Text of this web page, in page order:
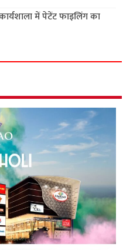
में पेटेंट फाइलिंग का